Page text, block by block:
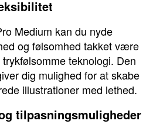
Medium kan du nyde
og følsomhed takket være
teknologi. Den
dig mulighed for at skabe
illustrationer med lethed.
tilpasningsmuligheder